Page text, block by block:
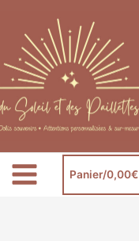
Panier/0,00€